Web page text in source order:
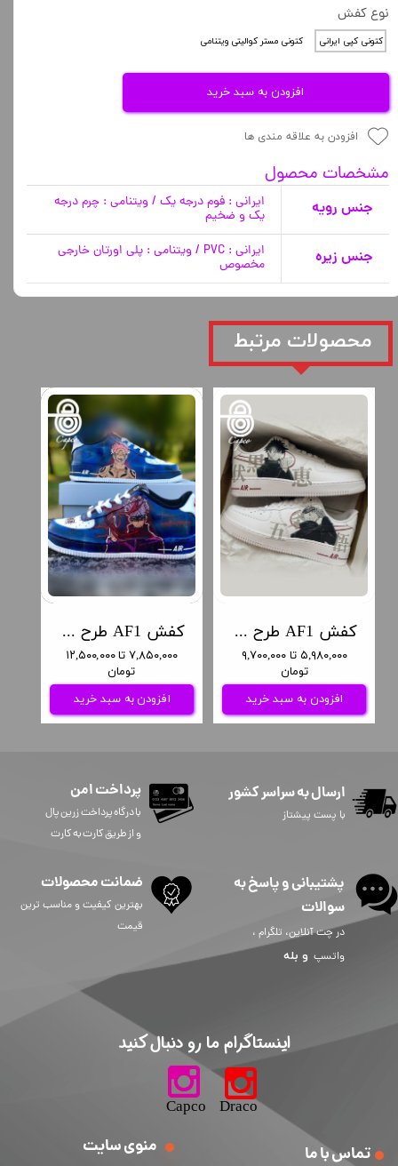
نوع کفش
کتونی کپی ایرانی کتونی مستر کوالیتی ویتنامی
افزودن به سبد خرید
افزودن به علاقه مندی ها
مشخصات محصول
جنس رویه ایرانی : فوم درجه یک / ویتنامی : چرم درجه
یک و ضخیم
جنس زیره ایرانی : PVC / ویتنامی : پلی اورتان خارجی
مخصوص
کفش AF1 طرح انیمه جوجوتسو کایسن
۷,۸۵۰,۰۰۰ تا ۱۲,۵۰۰,۰۰۰
تومان
افزودن به سبد خرید
کفش AF1 طرح انیمه جوجوتسو کایسن
۵,۹۸۰,۰۰۰ تا ۹,۷۰۰,۰۰۰
تومان
افزودن به سبد خرید
​محصولات مرتبط
ارسال به سراسر کشور
با پست پیشتاز
منوی سایت تماس با ما
پرداخت امن
​​​​​با درگاه پرداخت زرین پال
و از طریق کارت به کارت
پشتیبانی و پاسخ به
سوالات
در چت آنلاین، تلگرام ،
واتسپ و بله
ضمانت محصولات
بهترین کیفیت و مناسب ترین
قیمت
​اینستاگرام ما رو دنبال کنید​​​​​​​
​​​​​​​​​​​​​​​​​​​​Capco Draco